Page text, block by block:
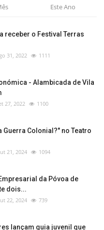
Este Ano
receber o Festival Terras
31, 2022 1111
- Alambicada de Vila
27, 2022 1100
Guerra Colonial?" no Teatro
21, 2024 1094
da Póvoa de
dois...
22, 2024 739
lançam guia juvenil que